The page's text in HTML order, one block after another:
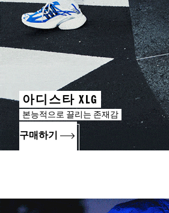
아디스타 XLG
본능적으로 끌리는 존재감
구매하기